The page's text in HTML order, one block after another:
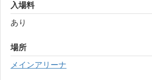
入場料
あり
場所
メインアリーナ